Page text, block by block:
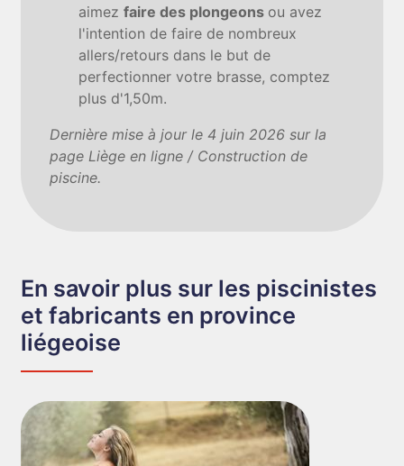
aimezfaire des plongeons ou avez
l'intention de faire de nombreux
allers/retours dans le but de
perfectionner votre brasse, comptez
plus d'1,50m.
Dernière mise à jour le 4 juin 2026 sur la
page Liège en ligne / Construction de
piscine.
En savoir plus sur les piscinistes
et fabricants en province
liégeoise